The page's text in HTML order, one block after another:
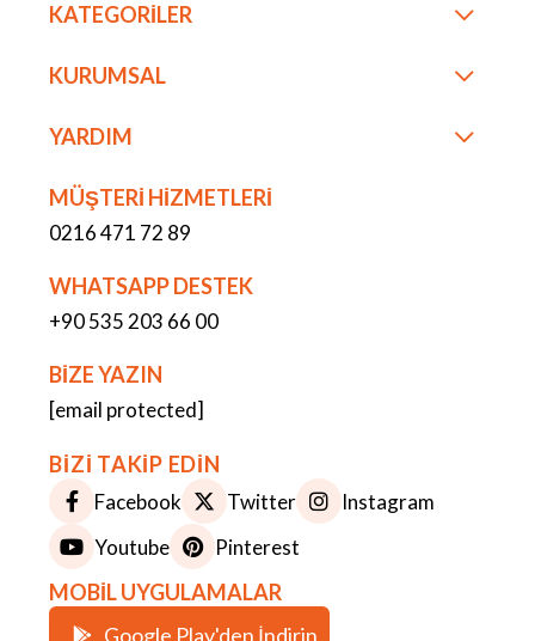
KATEGORİLER
KURUMSAL
YARDIM
MÜŞTERİ HİZMETLERİ
0216 471 72 89
WHATSAPP DESTEK
+90 535 203 66 00
BİZE YAZIN
[email protected]
BİZİ TAKİP EDİN
Facebook Twitter
Instagram
Youtube
Pinterest
MOBİL UYGULAMALAR
Google Play'den İndirin